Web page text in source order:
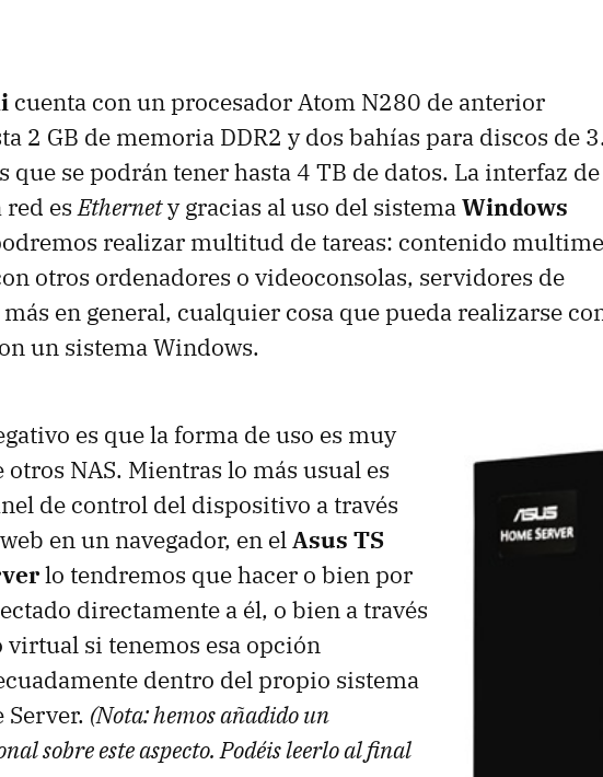
cuenta con un procesador Atom N280 de anterior
2 GB de memoria DDR2 y dos bahías para discos de
que se podrán tener hasta 4 TB de datos. La interfaz de
red esEthernety gracias al uso del sistemaWindows
realizar multitud de tareas: contenido
otros ordenadores o videoconsolas, servidores de
más en general, cualquier cosa que pueda realizarse
un sistema Windows.
es que la forma de uso es muy
otros NAS. Mientras lo más usual es
de control del dispositivo a través
en un navegador, en elAsus TS
lo tendremos que hacer o bien por
directamente a él, o bien a través
si tenemos esa opción
dentro del propio sistema
(Nota: hemos añadido un
sobre este aspecto. Podéis leerlo al final